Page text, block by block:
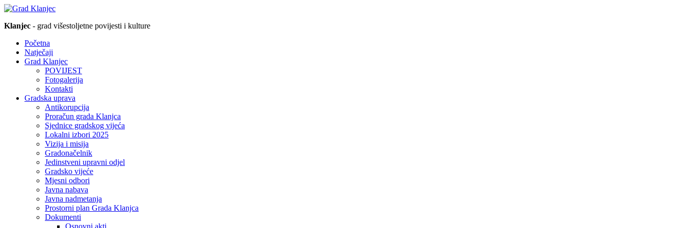
Klanjec - grad višestoljetne povijesti i kulture
Početna
Natječaji
Grad Klanjec
POVIJEST
Fotogalerija
Kontakti
Gradska uprava
Antikorupcija
Proračun grada Klanjca
Sjednice gradskog vijeća
Lokalni izbori 2025
Vizija i misija
Gradonačelnik
Jedinstveni upravni odjel
Gradsko vijeće
Mjesni odbori
Javna nabava
Javna nadmetanja
Prostorni plan Grada Klanjca
Dokumenti
Osnovni akti